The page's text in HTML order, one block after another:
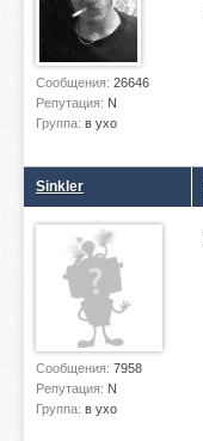
Сообщения: 26646
Репутация: N
Группа: в ухо
Sinkler
Сообщения: 7958
Репутация: N
Группа: в ухо